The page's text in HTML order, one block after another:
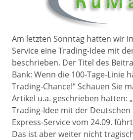
Am letzten Sonntag hatten wir
Service eine Trading-Idee mit
beschrieben. Der Titel des
Bank: Wenn die 100-Tage-Linie
Trading-Chance!“ Schauen Sie
Artikel u.a. geschrieben hatten:
Trading-Idee mit der Deutschen
Express-Service vom 24.09.
Das ist aber weiter nicht